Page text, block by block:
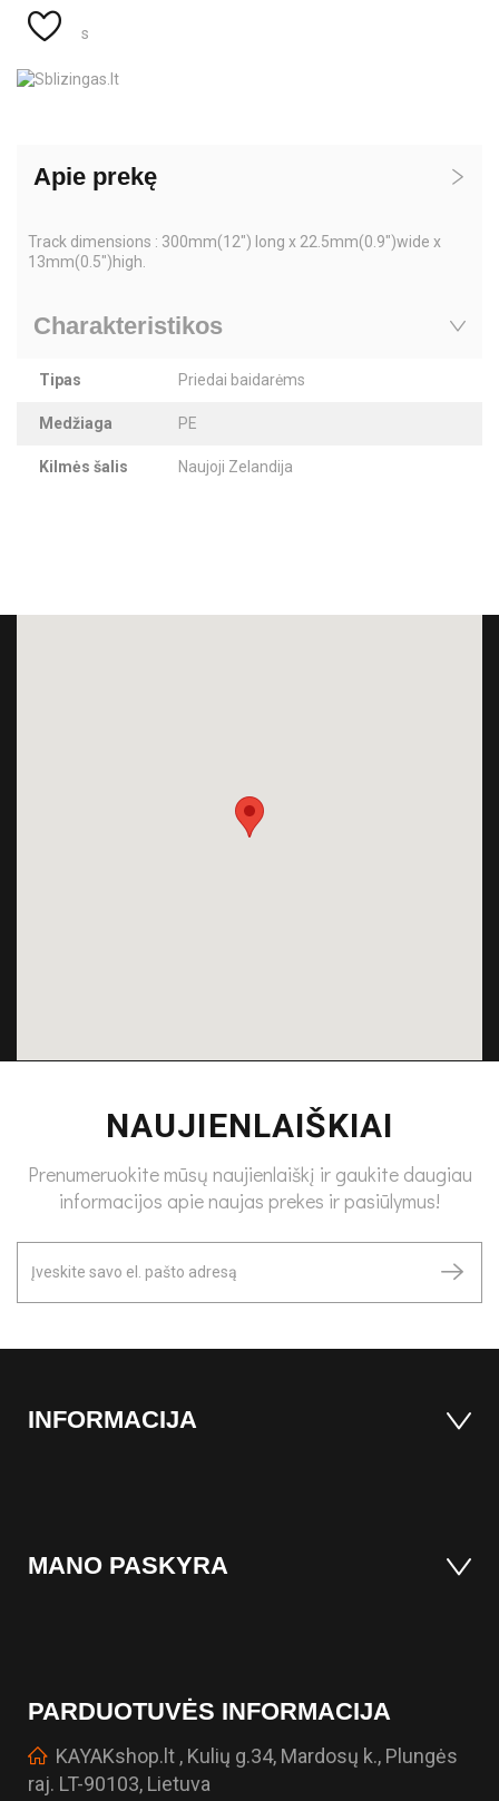
s
Apie prekę
Track dimensions : 300mm(12") long x 22.5mm(0.9")wide x
13mm(0.5")high.
Charakteristikos
Tipas Priedai baidarėms
Medžiaga PE
Kilmės šalis Naujoji Zelandija
NAUJIENLAIŠKIAI
Prenumeruokite mūsų naujienlaiškį ir gaukite daugiau
informacijos apie naujas prekes ir pasiūlymus!
INFORMACIJA
MANO PASKYRA
PARDUOTUVĖS INFORMACIJA
KAYAKshop.lt , Kulių g.34, Mardosų k., Plungės
raj. LT-90103, Lietuva